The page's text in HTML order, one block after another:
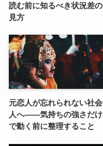
読む前に知るべき状況差の
見方
元恋人が忘れられない社会
人へ――気持ちの強さだけ
で動く前に整理すること